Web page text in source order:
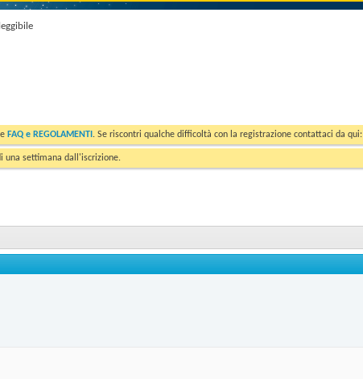
FAQ e REGOLAMENTI . Se riscontri qualche difficoltà con la registrazione contattaci da qui:
una settimana dall'iscrizione.